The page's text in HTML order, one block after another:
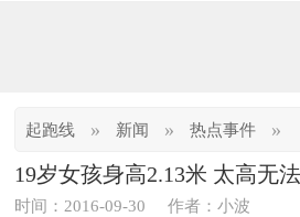
起跑线 » 新闻 » 热点事件 »
19岁女孩身高2.13米 太高无
时间：2016-09-30 作者：小波